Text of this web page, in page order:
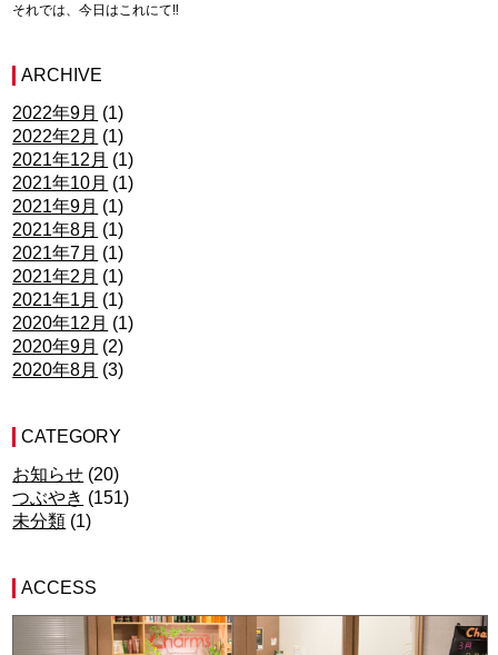
それでは、今日はこれにて‼︎
ARCHIVE
2022年9月 (1)
2022年2月 (1)
2021年12月 (1)
2021年10月 (1)
2021年9月 (1)
2021年8月 (1)
2021年7月 (1)
2021年2月 (1)
2021年1月 (1)
2020年12月 (1)
2020年9月 (2)
2020年8月 (3)
CATEGORY
お知らせ (20)
つぶやき (151)
未分類 (1)
ACCESS